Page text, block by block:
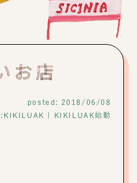
お店
posted: 2018/06/08
KIKILUAK KIKILUAK始動